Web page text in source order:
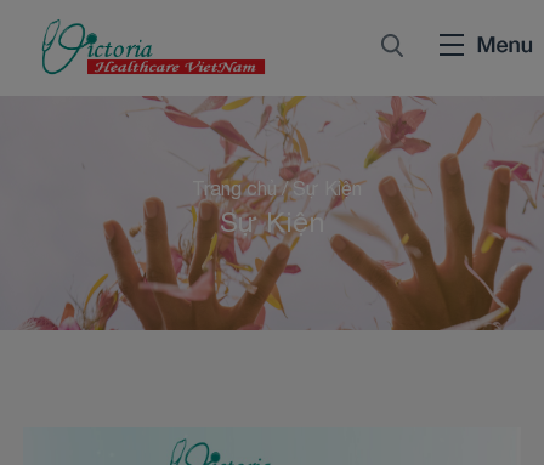
Trang chủ / Sự Kiện
Sự Kiện